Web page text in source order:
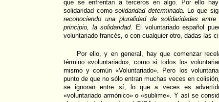
que se enfrentan a terceros en algo. Por ello
solidaridad comosolidaridad determinada. Lo que
reconociendo una pluralidad de solidaridades
principio, la solidaridad. El voluntariado español
voluntariado francés, o con cualquier otro, dadas las
Por ello, y en general, hay que comenzar
término «voluntariado», como si todos los
mismo y común «Voluntariado». Pero los
punto de que no sólo entran muchas veces en
se ignoran entre sí, lo que a veces es
«voluntariado armónico» o «sublime». Y así se